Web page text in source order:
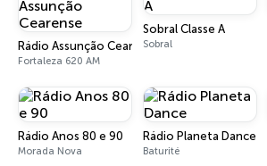
Rádio Assunção Cearense
Fortaleza 620 AM
Sobral Classe A
Sobral
Rádio Anos 80 e 90
Morada Nova
Rádio Planeta Dance
Baturité